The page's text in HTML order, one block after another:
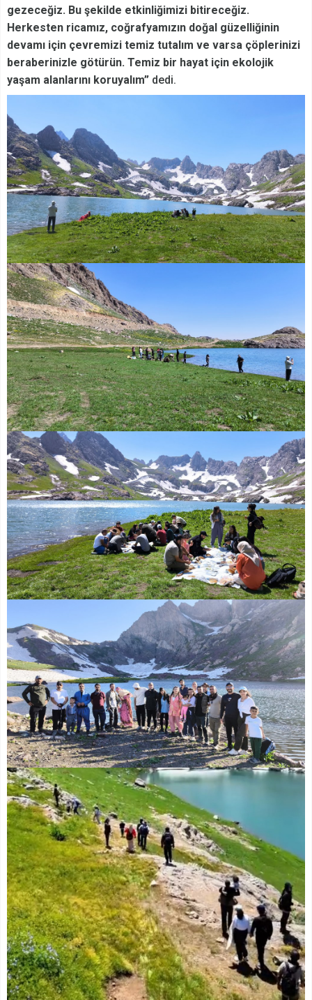
gezeceğiz. Bu şekilde etkinliğimizi bitireceğiz.
Herkesten ricamız, coğrafyamızın doğal güzelliğinin
devamı için çevremizi temiz tutalım ve varsa çöplerinizi
beraberinizle götürün. Temiz bir hayat için ekolojik
yaşam alanlarını koruyalım” dedi.